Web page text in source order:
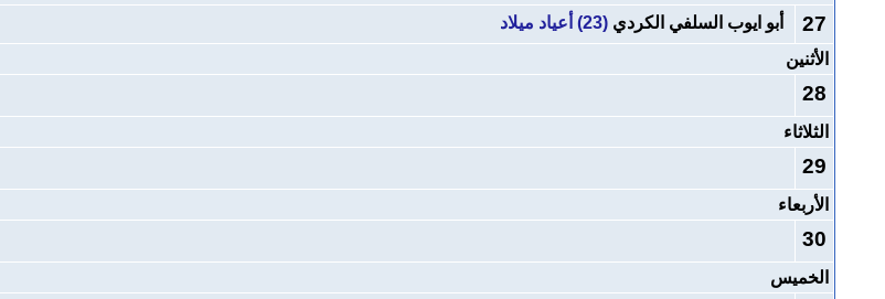
27 أبو ايوب السلفي الكردي (23) أعياد ميلاد
الأثنين
28
الثلاثاء
29
الأربعاء
30
الخميس